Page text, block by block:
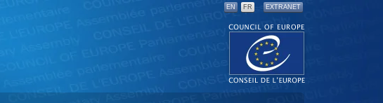
EN FR EXTRANET